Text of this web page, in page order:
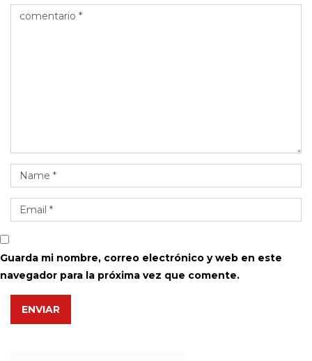
Guarda mi nombre, correo electrónico y web en este
navegador para la próxima vez que comente.
ENVIAR